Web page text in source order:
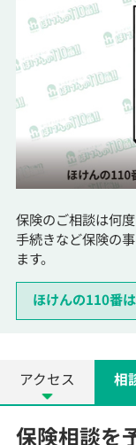
保険のご相談は何
手続きなど保険の
ます。
ほけんの110番
アクセス 相
保険相談を